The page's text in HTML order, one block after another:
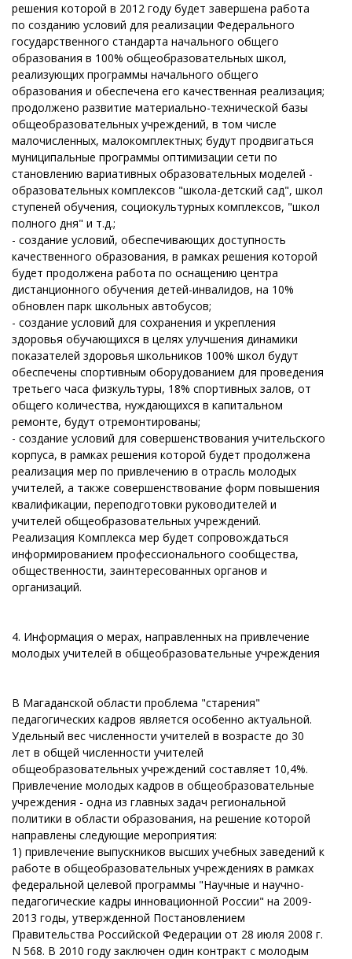
решения которой в 2012 году будет завершена работа
по созданию условий для реализации Федерального
государственного стандарта начального общего
образования в 100% общеобразовательных школ,
реализующих программы начального общего
образования и обеспечена его качественная реализация;
продолжено развитие материально-технической базы
общеобразовательных учреждений, в том числе
малочисленных, малокомплектных; будут продвигаться
муниципальные программы оптимизации сети по
становлению вариативных образовательных моделей -
образовательных комплексов "школа-детский сад", школ
ступеней обучения, социокультурных комплексов, "школ
полного дня" и т.д.;
- создание условий, обеспечивающих доступность
качественного образования, в рамках решения которой
будет продолжена работа по оснащению центра
дистанционного обучения детей-инвалидов, на 10%
обновлен парк школьных автобусов;
- создание условий для сохранения и укрепления
здоровья обучающихся в целях улучшения динамики
показателей здоровья школьников 100% школ будут
обеспечены спортивным оборудованием для проведения
третьего часа физкультуры, 18% спортивных залов, от
общего количества, нуждающихся в капитальном
ремонте, будут отремонтированы;
- создание условий для совершенствования учительского
корпуса, в рамках решения которой будет продолжена
реализация мер по привлечению в отрасль молодых
учителей, а также совершенствование форм повышения
квалификации, переподготовки руководителей и
учителей общеобразовательных учреждений.
Реализация Комплекса мер будет сопровождаться
информированием профессионального сообщества,
общественности, заинтересованных органов и
организаций.
4. Информация о мерах, направленных на привлечение
молодых учителей в общеобразовательные учреждения
В Магаданской области проблема "старения"
педагогических кадров является особенно актуальной.
Удельный вес численности учителей в возрасте до 30
лет в общей численности учителей
общеобразовательных учреждений составляет 10,4%.
Привлечение молодых кадров в общеобразовательные
учреждения - одна из главных задач региональной
политики в области образования, на решение которой
направлены следующие мероприятия:
1) привлечение выпускников высших учебных заведений к
работе в общеобразовательных учреждениях в рамках
федеральной целевой программы "Научные и научно-
педагогические кадры инновационной России" на 2009-
2013 годы, утвержденной Постановлением
Правительства Российской Федерации от 28 июля 2008 г.
N 568. В 2010 году заключен один контракт с молодым